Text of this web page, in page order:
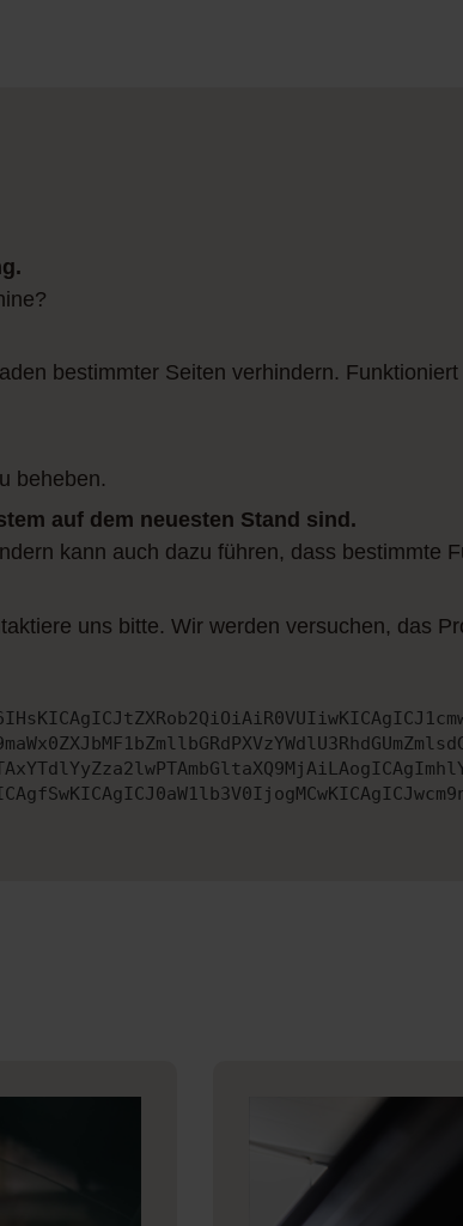
bestimmter Seiten verhindern.
beheben.
auf dem neuesten Stand sind.
kann auch dazu führen, dass bestimmte
uns bitte. Wir werden versuchen, das